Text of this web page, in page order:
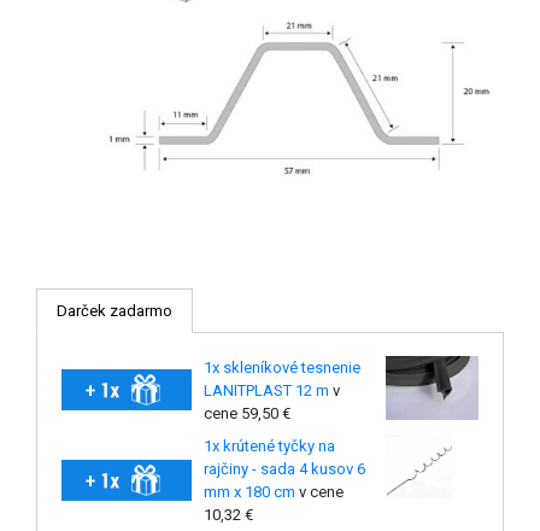
Darček zadarmo
1x skleníkové tesnenie
LANITPLAST 12 m v
cene 59,50 €
1x krútené tyčky na
rajčiny - sada 4 kusov 6
mm x 180 cm v cene
10,32 €